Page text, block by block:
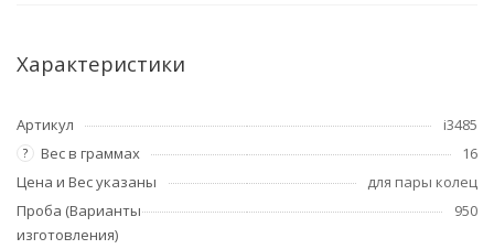
Характеристики
Артикул i3485
? Вес в граммах
16
Цена и Вес указаны
для пары колец
Проба (Варианты
изготовления)
950